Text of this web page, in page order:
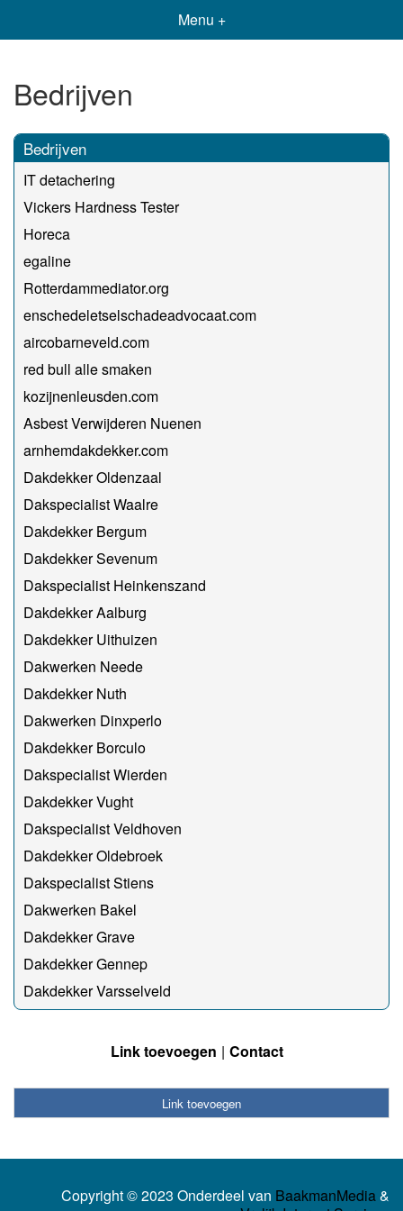
Menu +
Bedrijven
Bedrijven
IT detachering
Vickers Hardness Tester
Horeca
egaline
Rotterdammediator.org
enschedeletselschadeadvocaat.com
aircobarneveld.com
red bull alle smaken
kozijnenleusden.com
Asbest Verwijderen Nuenen
arnhemdakdekker.com
Dakdekker Oldenzaal
Dakspecialist Waalre
Dakdekker Bergum
Dakdekker Sevenum
Dakspecialist Heinkenszand
Dakdekker Aalburg
Dakdekker Uithuizen
Dakwerken Neede
Dakdekker Nuth
Dakwerken Dinxperlo
Dakdekker Borculo
Dakspecialist Wierden
Dakdekker Vught
Dakspecialist Veldhoven
Dakdekker Oldebroek
Dakspecialist Stiens
Dakwerken Bakel
Dakdekker Grave
Dakdekker Gennep
Dakdekker Varsselveld
Link toevoegen Contact
Link toevoegen
Copyright © 2023 Onderdeel van BaakmanMedia&